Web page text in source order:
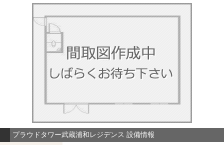
プラウドタワー武蔵浦和レジデンス 設備情報